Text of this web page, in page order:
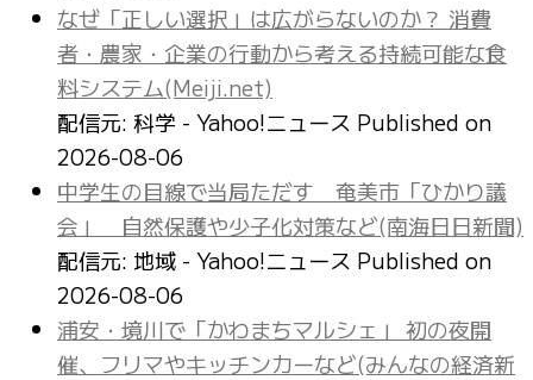
なぜ「正しい選択」は広がらないのか？ 消費
者・農家・企業の行動から考える持続可能な食
料システム(Meiji.net)
配信元: 科学 - Yahoo!ニュース Published on
2026-08-06
中学生の目線で当局ただす 奄美市「ひかり議
会」 自然保護や少子化対策など(南海日日新聞)
配信元: 地域 - Yahoo!ニュース Published on
2026-08-06
浦安・境川で「かわまちマルシェ」 初の夜開
催、フリマやキッチンカーなど(みんなの経済新